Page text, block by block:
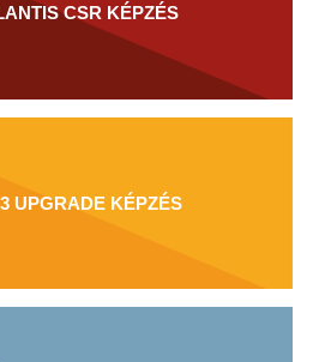
CSR KÉPZÉS
UPGRADE KÉPZÉS